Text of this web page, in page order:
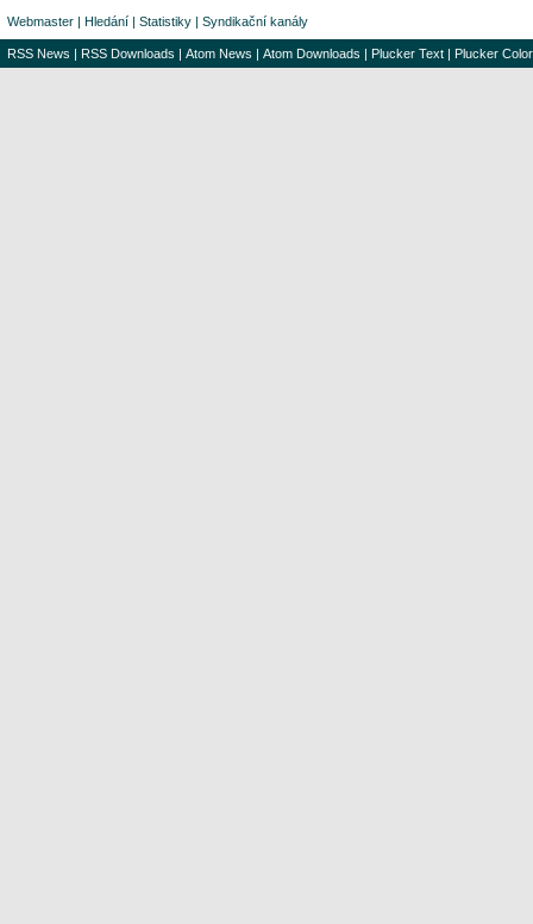
Webmaster | Hledání | Statistiky | Syndikační kanály
RSS News | RSS Downloads | Atom News | Atom Downloads | Plucker Text | Plucker Color